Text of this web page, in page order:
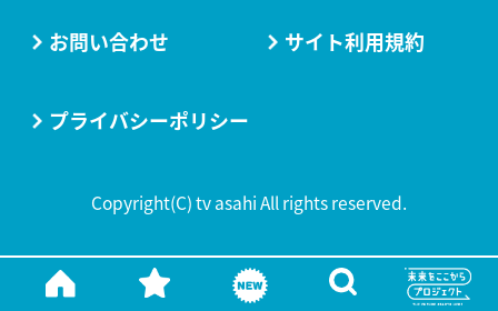
お問い合わせ サイト利用規約
プライバシーポリシー
Copyright(C) tv asahi All rights reserved.